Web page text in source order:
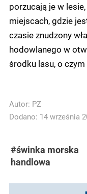
porzucają je w
miejscach, gdzie
czasie znudzony
hodowlanego w
środku lasu, o
Autor: PZ
Dodano: 14 września
#świnka morska
handlowa